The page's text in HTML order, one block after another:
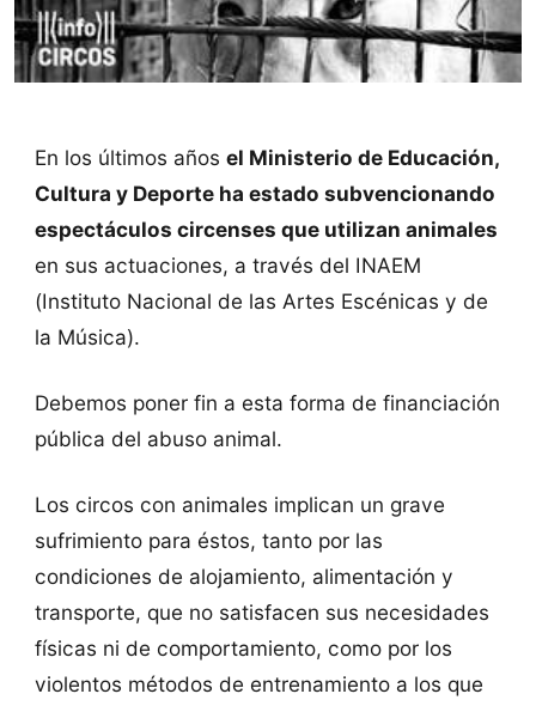
En los últimos años el Ministerio de Educación,
Cultura y Deporte ha estado subvencionando
espectáculos circenses que utilizan animales
en sus actuaciones, a través del INAEM
(Instituto Nacional de las Artes Escénicas y de
la Música).
Debemos poner fin a esta forma de financiación
pública del abuso animal.
Los circos con animales implican un grave
sufrimiento para éstos, tanto por las
condiciones de alojamiento, alimentación y
transporte, que no satisfacen sus necesidades
físicas ni de comportamiento, como por los
violentos métodos de entrenamiento a los que